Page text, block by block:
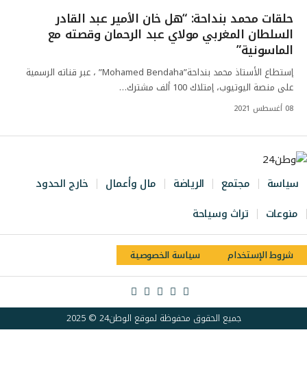
حلقات محمد بنداحة: “هل خان الأمير عبد القادر
السلطان المغربي مولاي عبد الرحمان وقصته مع
الماسونية”
إستطاع الأستاذ محمد بنداحة”Mohamed Bendaha” ، عبر قناته الرسمية
على منصة اليوتيوب، إمتلاك 100 ألف مشترك…
08 أغسطس 2021
سياسة مجتمع الرياضة مال وأعمال
خارج الحدود
منوعات
تراث وسياحة
شروط الإستخدام سياسة الخصوصية
جميع الحقوق محفوظة لموقع الوطن24 © 2025